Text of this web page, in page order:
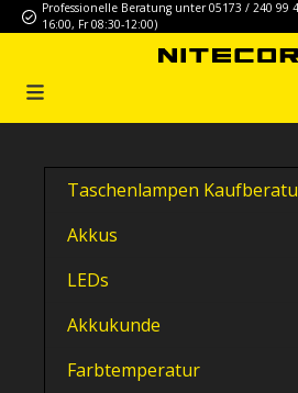
Zum Hauptinhalt springen
Professionelle Beratung unter 05173 / 240 99
16:00, Fr 08:30-12:00)
Taschenlampen
Akkus
LEDs
Akkukunde
Farbtemperatur